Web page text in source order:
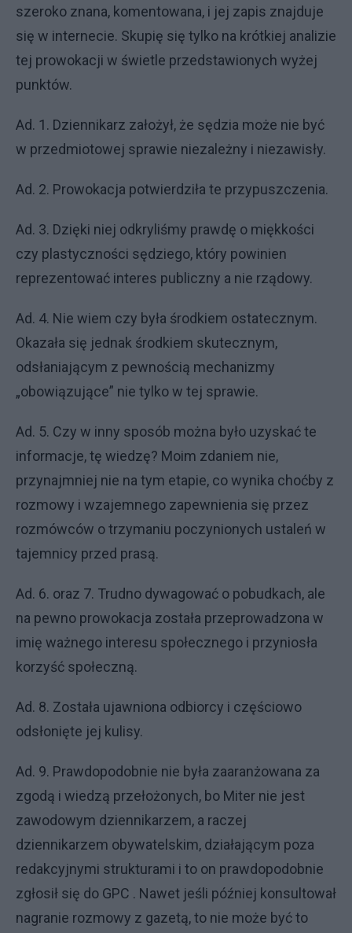
szeroko znana, komentowana, i jej zapis znajduje
się w internecie. Skupię się tylko na krótkiej analizie
tej prowokacji w świetle przedstawionych wyżej
punktów.
Ad. 1. Dziennikarz założył, że sędzia może nie być
w przedmiotowej sprawie niezależny i niezawisły.
Ad. 2. Prowokacja potwierdziła te przypuszczenia.
Ad. 3. Dzięki niej odkryliśmy prawdę o miękkości
czy plastyczności sędziego, który powinien
reprezentować interes publiczny a nie rządowy.
Ad. 4. Nie wiem czy była środkiem ostatecznym.
Okazała się jednak środkiem skutecznym,
odsłaniającym z pewnością mechanizmy
„obowiązujące” nie tylko w tej sprawie.
Ad. 5. Czy w inny sposób można było uzyskać te
informacje, tę wiedzę? Moim zdaniem nie,
przynajmniej nie na tym etapie, co wynika choćby z
rozmowy i wzajemnego zapewnienia się przez
rozmówców o trzymaniu poczynionych ustaleń w
tajemnicy przed prasą.
Ad. 6. oraz 7. Trudno dywagować o pobudkach, ale
na pewno prowokacja została przeprowadzona w
imię ważnego interesu społecznego i przyniosła
korzyść społeczną.
Ad. 8. Została ujawniona odbiorcy i częściowo
odsłonięte jej kulisy.
Ad. 9. Prawdopodobnie nie była zaaranżowana za
zgodą i wiedzą przełożonych, bo Miter nie jest
zawodowym dziennikarzem, a raczej
dziennikarzem obywatelskim, działającym poza
redakcyjnymi strukturami i to on prawdopodobnie
zgłosił się do GPC . Nawet jeśli później konsultował
nagranie rozmowy z gazetą, to nie może być to